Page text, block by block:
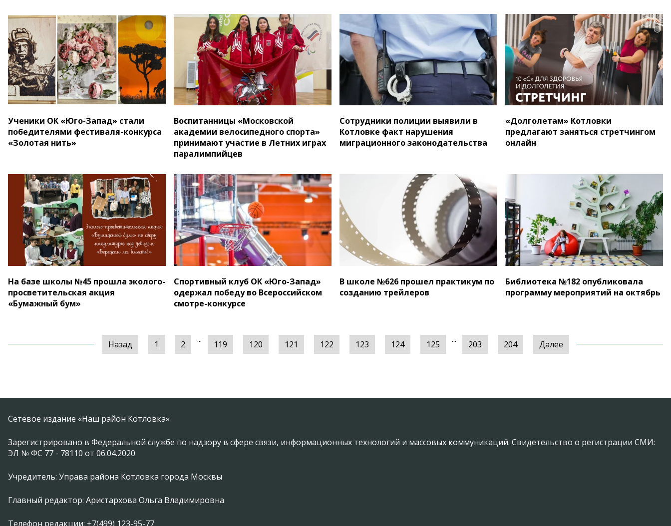
Ученики ОК «Юго-Запад» стали
победителями фестиваля-конкурса
«Золотая нить»
Воспитанницы «Московской
академии велосипедного спорта»
принимают участие в Летних играх
паралимпийцев
Сотрудники полиции выявили в
Котловке факт нарушения
миграционного законодательства
«Долголетам» Котловки
предлагают заняться стретчингом
онлайн
На базе школы №45 прошла эколого-
просветительская акция
«Бумажный бум»
Спортивный клуб ОК «Юго-Запад»
одержал победу во Всероссийском
смотре-конкурсе
В школе №626 прошел практикум по
созданию трейлеров
Библиотека №182 опубликовала
программу мероприятий на октябрь
Назад 1 2 ... 119 120 121 122 123 124 125 ... 203 204 Далее
Сетевое издание «Наш район Котловка»
Зарегистрировано в Федеральной службе по надзору в сфере связи, информационных технологий и массовых коммуникаций. Свидетельство о регистрации СМИ:
ЭЛ № ФС 77 - 78110 от 06.04.2020
Учредитель: Управа района Котловка города Москвы
Главный редактор: Аристархова Ольга Владимировна
Телефон редакции: +7(499) 123-95-77